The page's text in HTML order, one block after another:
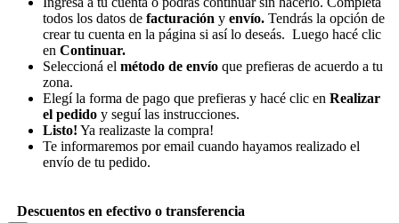
todos los datos de facturación y envío. Tendrás la opción de
crear tu cuenta en la página si así lo deseás. Luego hacé clic
en Continuar.
Seleccioná el método de envío que prefieras de acuerdo a tu
zona.
Elegí la forma de pago que prefieras y hacé clic en Realizar
el pedido y seguí las instrucciones.
Listo! Ya realizaste la compra!
Te informaremos por email cuando hayamos realizado el
envío de tu pedido.
Descuentos en efectivo o transferencia